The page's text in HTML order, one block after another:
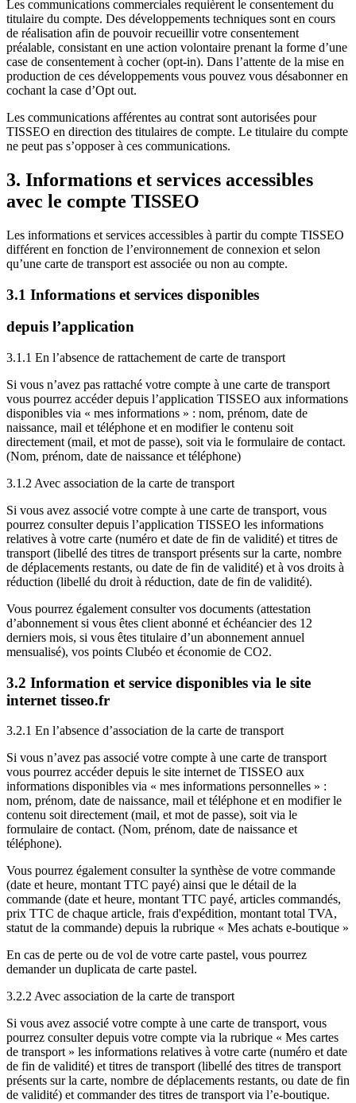
Les communications commerciales requièrent le consentement du
titulaire du compte. Des développements techniques sont en cours
de réalisation afin de pouvoir recueillir votre consentement
préalable, consistant en une action volontaire prenant la forme d’une
case de consentement à cocher (opt-in). Dans l’attente de la mise en
production de ces développements vous pouvez vous désabonner en
cochant la case d’Opt out.
Les communications afférentes au contrat sont autorisées pour
TISSEO en direction des titulaires de compte. Le titulaire du compte
ne peut pas s’opposer à ces communications.
3. Informations et services accessibles
avec le compte TISSEO
Les informations et services accessibles à partir du compte TISSEO
différent en fonction de l’environnement de connexion et selon
qu’une carte de transport est associée ou non au compte.
3.1 Informations et services disponibles
depuis l’application
3.1.1 En l’absence de rattachement de carte de transport
Si vous n’avez pas rattaché votre compte à une carte de transport
vous pourrez accéder depuis l’application TISSEO aux informations
disponibles via « mes informations » : nom, prénom, date de
naissance, mail et téléphone et en modifier le contenu soit
directement (mail, et mot de passe), soit via le formulaire de contact.
(Nom, prénom, date de naissance et téléphone)
3.1.2 Avec association de la carte de transport
Si vous avez associé votre compte à une carte de transport, vous
pourrez consulter depuis l’application TISSEO les informations
relatives à votre carte (numéro et date de fin de validité) et titres de
transport (libellé des titres de transport présents sur la carte, nombre
de déplacements restants, ou date de fin de validité) et à vos droits à
réduction (libellé du droit à réduction, date de fin de validité).
Vous pourrez également consulter vos documents (attestation
d’abonnement si vous êtes client abonné et échéancier des 12
derniers mois, si vous êtes titulaire d’un abonnement annuel
mensualisé), vos points Clubéo et économie de CO2.
3.2 Information et service disponibles via le site
internet tisseo.fr
3.2.1 En l’absence d’association de la carte de transport
Si vous n’avez pas associé votre compte à une carte de transport
vous pourrez accéder depuis le site internet de TISSEO aux
informations disponibles via « mes informations personnelles » :
nom, prénom, date de naissance, mail et téléphone et en modifier le
contenu soit directement (mail, et mot de passe), soit via le
formulaire de contact. (Nom, prénom, date de naissance et
téléphone).
Vous pourrez également consulter la synthèse de votre commande
(date et heure, montant TTC payé) ainsi que le détail de la
commande (date et heure, montant TTC payé, articles commandés,
prix TTC de chaque article, frais d'expédition, montant total TVA,
statut de la commande) depuis la rubrique « Mes achats e-boutique »
En cas de perte ou de vol de votre carte pastel, vous pourrez
demander un duplicata de carte pastel.
3.2.2 Avec association de la carte de transport
Si vous avez associé votre compte à une carte de transport, vous
pourrez consulter depuis votre compte via la rubrique « Mes cartes
de transport » les informations relatives à votre carte (numéro et date
de fin de validité) et titres de transport (libellé des titres de transport
présents sur la carte, nombre de déplacements restants, ou date de fin
de validité) et commander des titres de transport via l’e-boutique.